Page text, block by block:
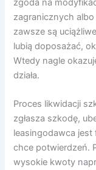
zagranicznych
zawsze są
lubią doposażać,
Wtedy nagle
działa.
Proces likwidacji
zgłasza szkodę,
leasingodawca jest
chce potwierdzeń.
wysokie kwoty